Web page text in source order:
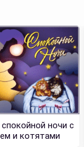
ночи с
и котятами